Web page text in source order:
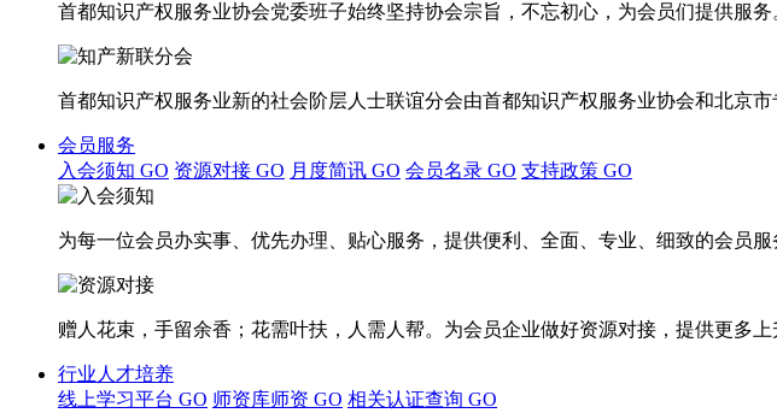
首都知识产权服务业协会党委班子始终坚持协会宗旨，不忘初心，为会员们提供服务
首都知识产权服务业新的社会阶层人士联谊分会由首都知识产权服务业协会和北京
会员服务
入会须知 GO 资源对接 GO 月度简讯 GO 会员名录 GO 支持政策 GO
为每一位会员办实事、优先办理、贴心服务，提供便利、全面、专业、细致的会员
赠人花束，手留余香；花需叶扶，人需人帮。为会员企业做好资源对接，提供更多
行业人才培养
线上学习平台 GO 师资库师资 GO 相关认证查询 GO